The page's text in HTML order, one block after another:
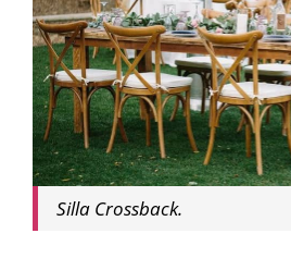
Silla Crossback.